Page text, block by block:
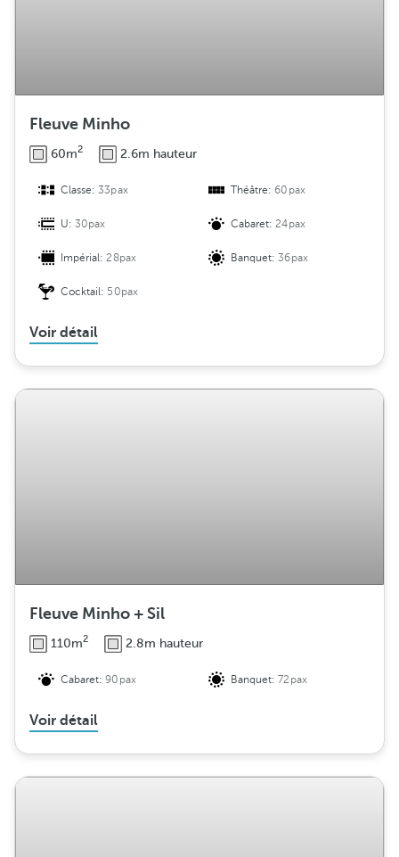
Fleuve Minho
60m2 2.6m hauteur
Classe:33pax Théâtre:60pax
U:30pax Cabaret:24pax
Impérial:28pax Banquet:36pax
Cocktail: 50pax
Voir détail
Fleuve Minho + Sil
110m2 2.8m hauteur
Cabaret:90pax Banquet:72pax
Voir détail